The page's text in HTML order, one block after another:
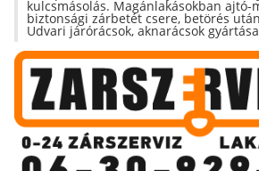
kulcsmásolás. Magánlakásokban ajtó-
biztonsági zárbetét csere, betörés
Udvari járórácsok, aknarácsok